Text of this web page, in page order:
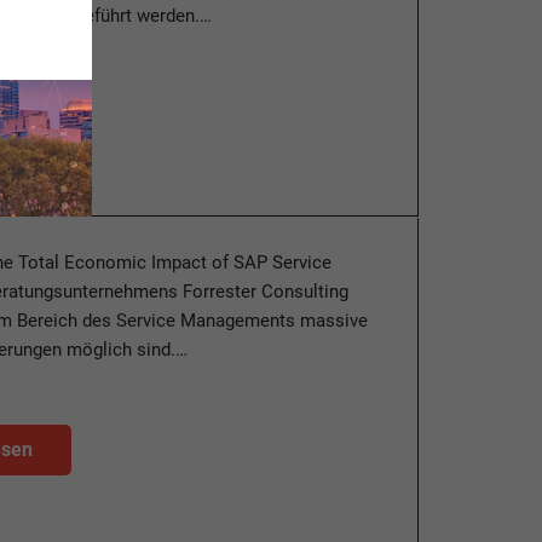
Sprache geführt werden.…
Total Economic Impact of SAP Service
Forrester Consulting
Bereich des Service Managements massive
möglich sind.…